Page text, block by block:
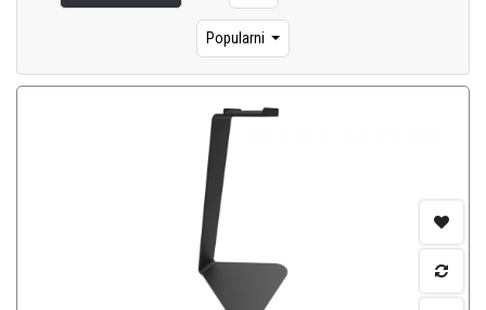
Popularni